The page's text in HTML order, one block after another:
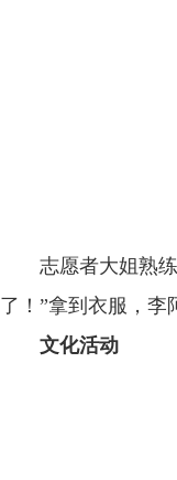
志愿者大姐熟
了！”拿到衣服，李
文化活动